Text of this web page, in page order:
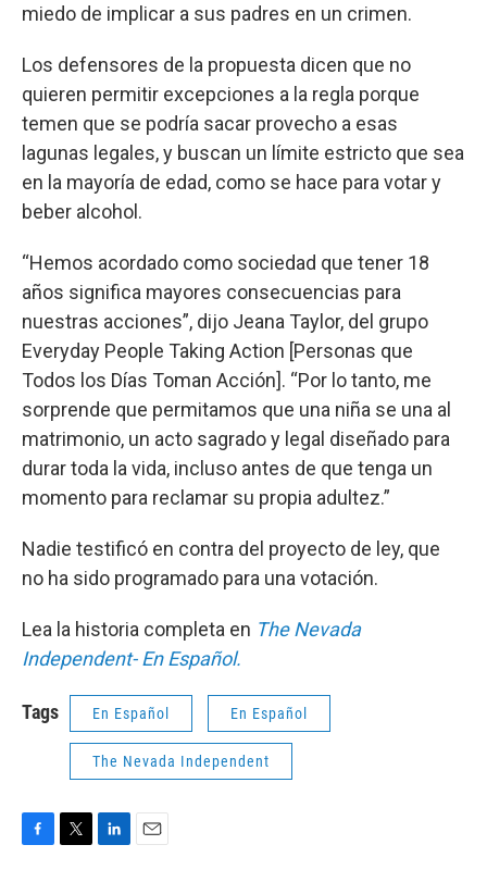
miedo de implicar a sus padres en un crimen.
Los defensores de la propuesta dicen que no
quieren permitir excepciones a la regla porque
temen que se podría sacar provecho a esas
lagunas legales, y buscan un límite estricto que sea
en la mayoría de edad, como se hace para votar y
beber alcohol.
“Hemos acordado como sociedad que tener 18
años significa mayores consecuencias para
nuestras acciones”, dijo Jeana Taylor, del grupo
Everyday People Taking Action [Personas que
Todos los Días Toman Acción]. “Por lo tanto, me
sorprende que permitamos que una niña se una al
matrimonio, un acto sagrado y legal diseñado para
durar toda la vida, incluso antes de que tenga un
momento para reclamar su propia adultez.”
Nadie testificó en contra del proyecto de ley, que
no ha sido programado para una votación.
Lea la historia completa en The Nevada
Independent- En Español.
Tags En Español En Español
The Nevada Independent
F
T
L
E